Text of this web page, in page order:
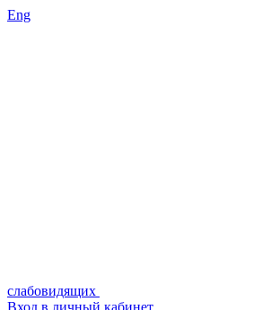
Eng
слабовидящих
Вход в личный кабинет